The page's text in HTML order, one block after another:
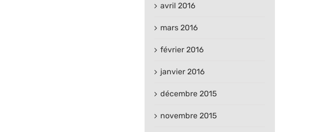
avril 2016
mars 2016
février 2016
janvier 2016
décembre 2015
novembre 2015